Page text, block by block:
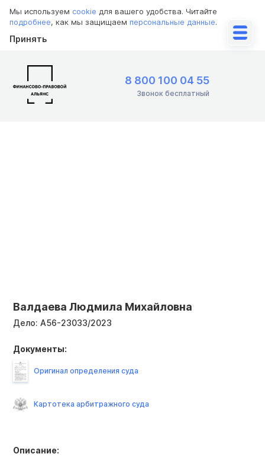
Мы используем cookie для вашего удобства. Читайте
подробнее, как мы защищаем персональные данные.
Принять
8 800 100 04 55
Звонок бесплатный
Валдаева Людмила Михайловна
Дело: А56-23033/2023
Описание:
Документы:
Оригинал определения суда
Картотека арбитражного суда